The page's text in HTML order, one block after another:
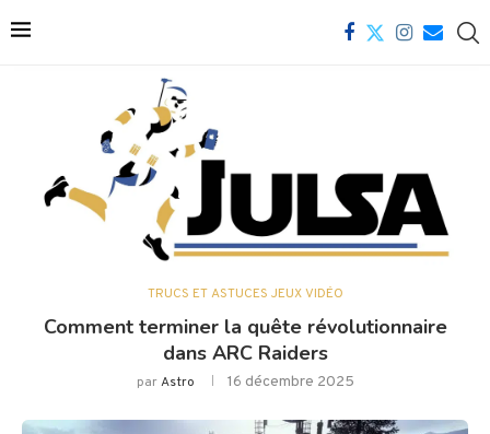
TRUCS ET ASTUCES JEUX VIDÉO
Comment terminer la quête révolutionnaire
dans ARC Raiders
parAstro 16 décembre 2025